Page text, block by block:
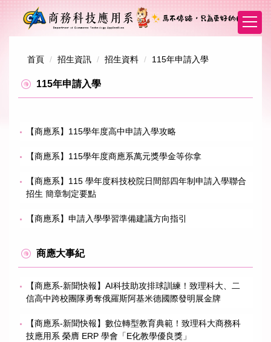
首頁 招生資訊 招生資料 115年申請入學
115年申請入學
【商應系】115學年度高中申請入學攻略
【商應系】115學年度商應系萬元獎學金等你拿
【商應系】115 學年度科技校院日間部四年制申請入學聯合
招生 簡章制定要點
【商應系】申請入學學習準備建議方向指引
商應大事紀
【商應系-新聞快報】AI科技助攻排球訓練！致理科大、二
信高中跨校團隊勇奪俄羅斯阿基米德國際發明展金牌
【商應系-新聞快報】數位轉型教育典範！致理科大商務科
技應用系 榮膺 ERP 學會「E化教學優良獎」